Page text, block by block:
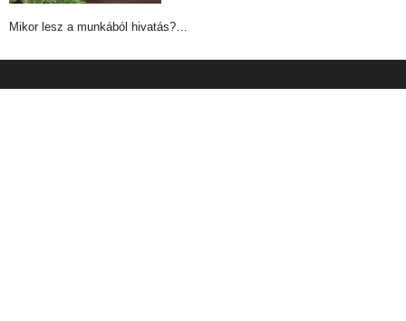
Mikor lesz a munkából hivatás?…